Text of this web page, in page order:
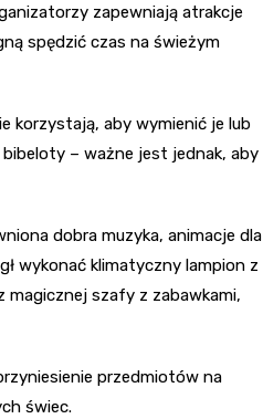
zapewniają atrakcje
spędzić czas na świeżym
korzystają, aby wymienić je lub
– ważne jest jednak, aby
dobra muzyka, animacje dla
wykonać klimatyczny lampion z
magicznej szafy z zabawkami,
przedmiotów na
świec.